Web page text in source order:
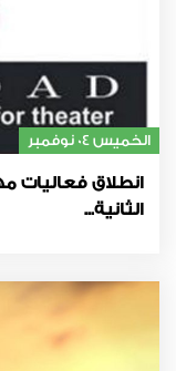
الخميس 04 نوفمبر
انطلاق فعاليات
الثانية...